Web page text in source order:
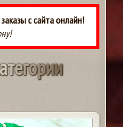
с сайта онлайн!
тегории